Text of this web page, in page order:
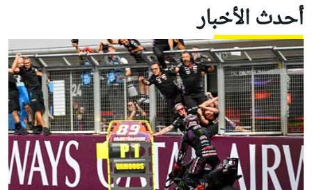
أحدث الأخبار